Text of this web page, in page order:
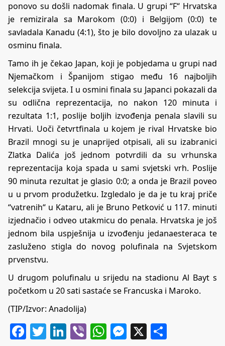
ponovo su došli nadomak finala. U grupi “F“ Hrvatska
je remizirala sa Marokom (0:0) i Belgijom (0:0) te
savladala Kanadu (4:1), što je bilo dovoljno za ulazak u
osminu finala.
Tamo ih je čekao Japan, koji je pobjedama u grupi nad
Njemačkom i Španijom stigao među 16 najboljih
selekcija svijeta. I u osmini finala su Japanci pokazali da
su odlična reprezentacija, no nakon 120 minuta i
rezultata 1:1, poslije boljih izvođenja penala slavili su
Hrvati. Uoči četvrtfinala u kojem je rival Hrvatske bio
Brazil mnogi su je unaprijed otpisali, ali su izabranici
Zlatka Dalića još jednom potvrdili da su vrhunska
reprezentacija koja spada u sami svjetski vrh. Poslije
90 minuta rezultat je glasio 0:0; a onda je Brazil poveo
u u prvom produžetku. Izgledalo je da je tu kraj priče
“vatrenih“ u Kataru, ali je Bruno Petković u 117. minuti
izjednačio i odveo utakmicu do penala. Hrvatska je još
jednom bila uspješnija u izvođenju jedanaesteraca te
zasluženo stigla do novog polufinala na Svjetskom
prvenstvu.
U drugom polufinalu u srijedu na stadionu Al Bayt s
početkom u 20 sati sastaće se Francuska i Maroko.
(TIP/Izvor: Anadolija)
Facebook
Twitter
LinkedIn
ViberWhatsApp
Messenger
X